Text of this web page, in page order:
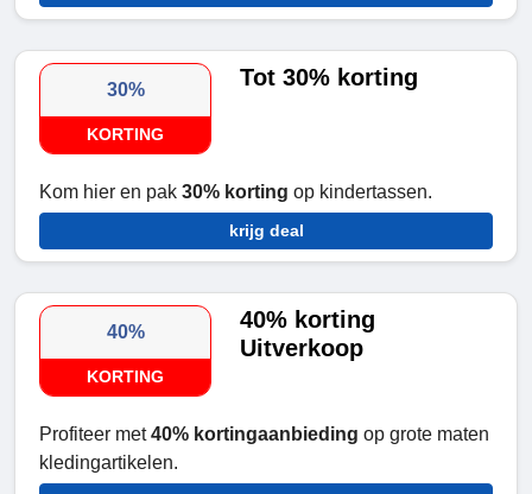
30%
KORTING
Tot 30% korting
Kom hier en pak 30% korting op kindertassen.
krijg deal
40%
KORTING
40% korting
Uitverkoop
Profiteer met40% kortingaanbieding op grote maten
kledingartikelen.